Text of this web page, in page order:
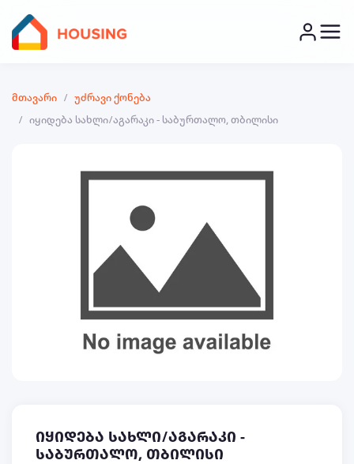
მთავარი
უძრავი ქონება
იყიდება სახლი/აგარაკი - საბურთალო, თბილისი
იყიდება სახლი/აგარაკი -
საბურთალო, თბილისი